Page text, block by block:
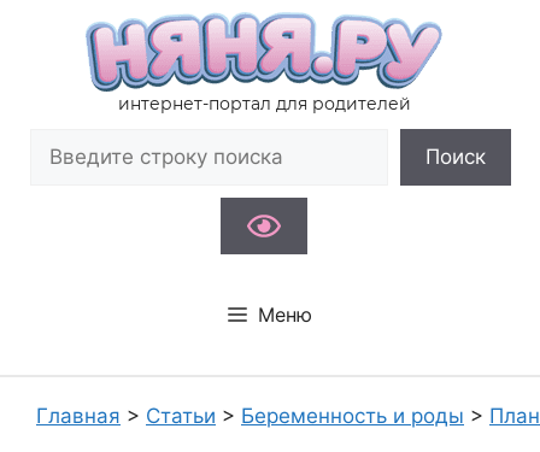
содержимому
интернет-портал для родителей
Поиск
Меню
Главная > Статьи > Беременность и роды >